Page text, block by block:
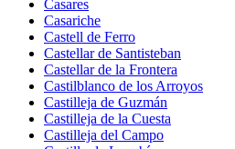
Casares
Casariche
Castell de Ferro
Castellar de Santisteban
Castellar de la Frontera
Castilblanco de los Arroyos
Castilleja de Guzmán
Castilleja de la Cuesta
Castilleja del Campo